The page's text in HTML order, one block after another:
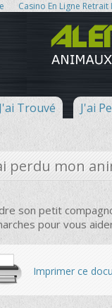
Casino En Ligne
Trouvé J'ai
perdu mon
son petit
pour vous
Imprimer ce